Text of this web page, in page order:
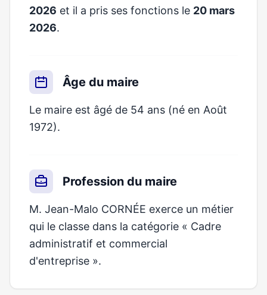
2026 et il a pris ses fonctions le 20 mars
2026.
Âge du maire
Le maire est âgé de 54 ans (né en Août
1972).
Profession du maire
M. Jean-Malo CORNÉE exerce un métier
qui le classe dans la catégorie « Cadre
administratif et commercial
d'entreprise ».